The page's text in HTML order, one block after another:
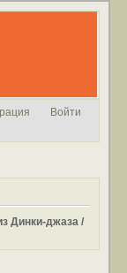
Войти
Динки-джаза /